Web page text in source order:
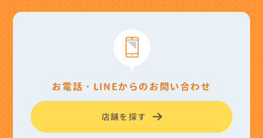
お電話・LINEからのお問い合わせ
店舗を探す